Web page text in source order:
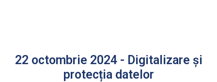
22 octombrie 2024 - Digitalizare și
protecția datelor